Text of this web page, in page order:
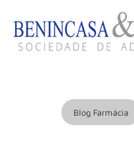
Blog Farmácia